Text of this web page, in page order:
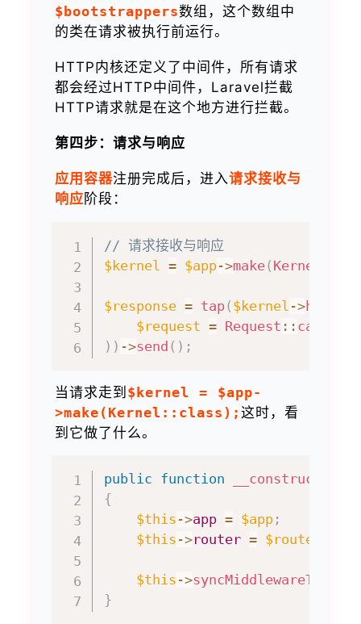
$bootstrappers数组，这个数组中
的类在请求被执行前运行。
HTTP内核还定义了中间件，所有请求
都会经过HTTP中间件，Laravel拦截
HTTP请求就是在这个地方进行拦截。
第四步：请求与响应
应用容器注册完成后，进入请求接收与
响应 阶段：
// 请求接收与响应
$kernel
= $app->make( Kernel
$response = tap( $kernel ->handle
$request = Request :: capture
) ) ->send ( ) ;
当请求走到 $kernel = $app-
>make(Kernel::class); 这时，看
到它做了什么。
public function __construct
{
$this ->app = $app;
$this ->router = $router
$this ->
}